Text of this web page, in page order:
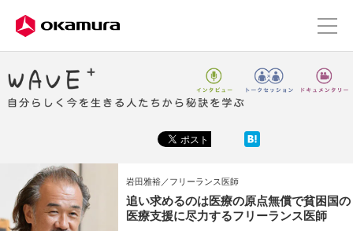
岩田雅裕／フリーランス医師
追い求めるのは医療の原点無償で貧困国の
医療支援に尽力するフリーランス医師